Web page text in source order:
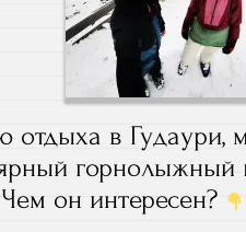
отдыха в Гудаури,
горнолыжный
Чем он интересен?